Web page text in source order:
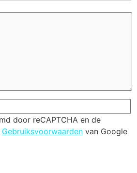
door reCAPTCHA en de
Gebruiksvoorwaarden van Google